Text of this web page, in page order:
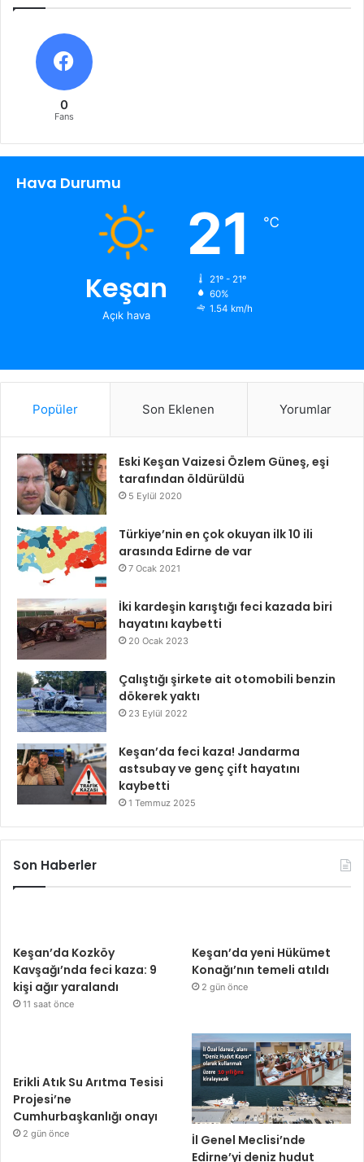
0
Fans
Hava Durumu
Keşan
Açık hava
21 ℃
21º - 21º
60%
1.54 km/h
Popüler Son Eklenen Yorumlar
Eski Keşan Vaizesi Özlem Güneş, eşi
tarafından öldürüldü
5 Eylül 2020
Türkiye’nin en çok okuyan ilk 10 ili
arasında Edirne de var
7 Ocak 2021
İki kardeşin karıştığı feci kazada biri
hayatını kaybetti
20 Ocak 2023
Çalıştığı şirkete ait otomobili benzin
dökerek yaktı
23 Eylül 2022
Keşan’da feci kaza! Jandarma
astsubay ve genç çift hayatını
kaybetti
1 Temmuz 2025
Son Haberler
Keşan’da Kozköy
Kavşağı’nda feci kaza: 9
kişi ağır yaralandı
11 saat önce
Keşan’da yeni Hükümet
Konağı’nın temeli atıldı
2 gün önce
Erikli Atık Su Arıtma Tesisi
Projesi’ne
Cumhurbaşkanlığı onayı
2 gün önce
İl Genel Meclisi’nde
Edirne’yi deniz hudut